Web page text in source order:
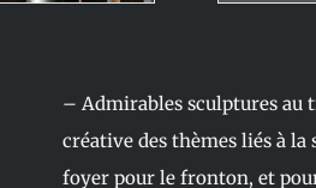
– Admirables sculptures au
créative des thèmes liés à
foyer pour le fronton, et